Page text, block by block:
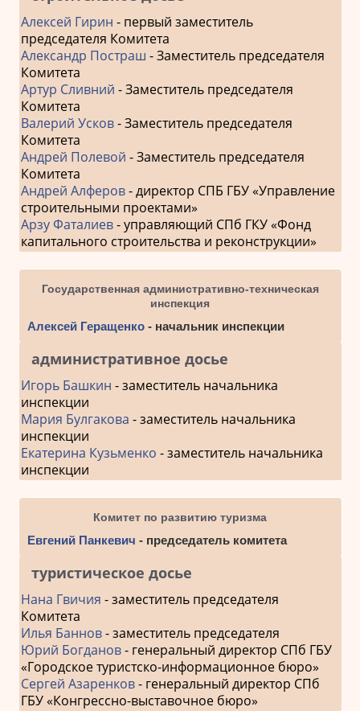
Алексей Гирин - первый заместитель
председателя Комитета
Александр Постраш - Заместитель председателя
Комитета
Артур Сливний - Заместитель председателя
Комитета
Валерий Усков- Заместитель председателя
Комитета
Андрей Полевой - Заместитель председателя
Комитета
Андрей Алферов- директор СПБ ГБУ «Управление
строительными проектами»
Арзу Фаталиев- управляющий СПб ГКУ «Фонд
капитального строительства и реконструкции»
Государственная административно-техническая
инспекция
Алексей Геращенко- начальник инспекции
административное досье
Игорь Башкин - заместитель начальника
инспекции
Мария Булгакова - заместитель начальника
инспекции
Екатерина Кузьменко - заместитель начальника
инспекции
Комитет по развитию туризма
Евгений Панкевич - председатель комитета
туристическое досье
Нана Гвичия - заместитель председателя
Комитета
Илья Баннов- заместитель председателя
Юрий Богданов- генеральный директор СПб ГБУ
«Городское туристско-информационное бюро»
Сергей Азаренков- генеральный директор СПб
ГБУ «Конгрессно-выставочное бюро»